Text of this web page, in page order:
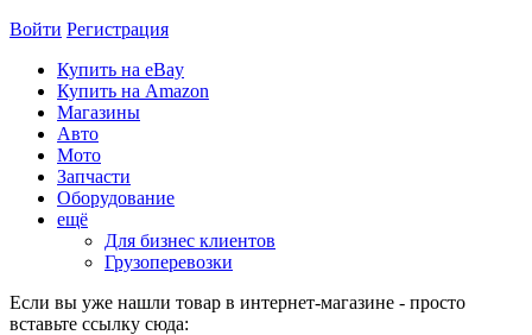
Войти Регистрация
Купить на eBay
Купить на Amazon
Магазины
Авто
Мото
Запчасти
Оборудование
ещё
Для бизнес клиентов
Грузоперевозки
Если вы уже нашли товар в интернет-магазине - просто
вставьте ссылку сюда: